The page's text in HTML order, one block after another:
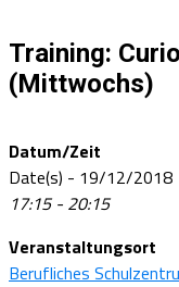
Training:
(Mittwochs)
Datum/Zeit
Date(s) - 19/12/2018
17:15 - 20:15
Veranstaltungsort
Berufliches